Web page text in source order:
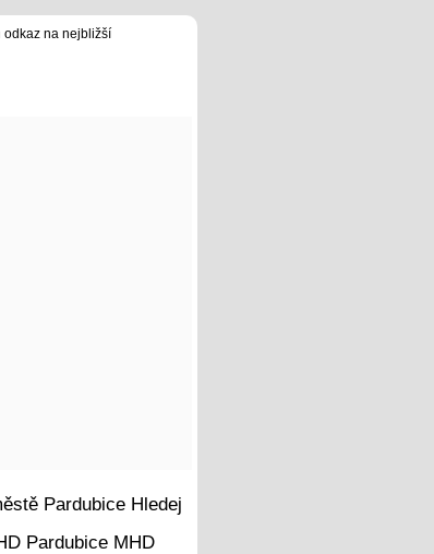
odkaz na nejbližší
Hledej
MHD